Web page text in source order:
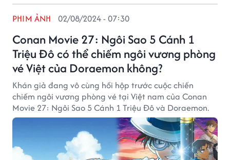
Conan Movie 27: Ngôi Sao 5 Cánh 1
Triệu Đô có thể chiếm ngôi vương phòng
vé Việt của Doraemon không?
PHIM ẢNH 02/08/2024 - 07:30
Khán giả đang vô cùng hồi hộp trước cuộc chiến
chiếm ngôi vương phòng vé tại Việt nam của Conan
Movie 27: Ngôi Sao 5 Cánh 1 Triệu Đô và Doraemon.